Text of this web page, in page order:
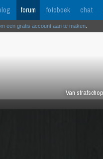
forum fotoboek chat
Van
een gratis account aan te maken